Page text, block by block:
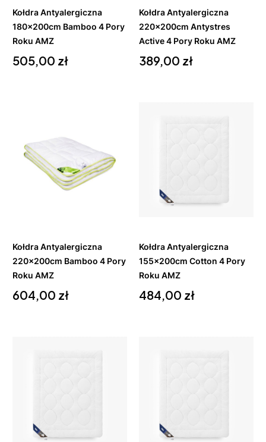
Kołdra Antyalergiczna
180x200cm Bamboo 4 Pory
Roku AMZ
Cena
505,00 zł
Kołdra Antyalergiczna
220x200cm Antystres
Active 4 Pory Roku AMZ
Cena
389,00 zł
Kołdra Antyalergiczna
220x200cm Bamboo 4 Pory
Roku AMZ
Cena
604,00 zł
Do
Kołdra Antyalergiczna
155x200cm Cotton 4 Pory
Roku AMZ
Cena
484,00 zł